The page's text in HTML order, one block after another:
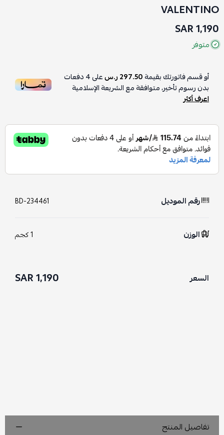
VALENTINO
1,190 SAR
متوفر
أو قسم فاتورتك بقيمة297.50 ر.س على4دفعات
بدون رسوم تأخير، متوافقة مع الشريعة الإسلامية
اعرف أكثر
رقم الموديل BD-234461
الوزن 1 كجم
السعر 1,190 SAR
تفاصيل المنتج